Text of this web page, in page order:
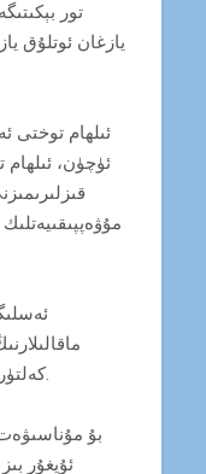
تور
يازغان ئوتلۇق
ئىلھام توختى
ئۈچۈن، ئىلھام
كەلتۈرەلمىدۇق. شۇنداقتىمۇ بۇ ھازىرغىچە، بىر قەدەر تولۇق بولغان ئۇيغۇر بىز تور بېكىتىنىڭ كۆپەيتىلگە بىر نۇسخسى بولۇپ ھېساپلىنىدۇ.
بۇ